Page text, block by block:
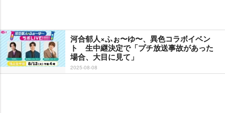
河合郁人×ふぉ〜ゆ〜、異色コラボイベン
ト 生中継決定で「プチ放送事故があった
場合、大目に見て」
2025-08-08